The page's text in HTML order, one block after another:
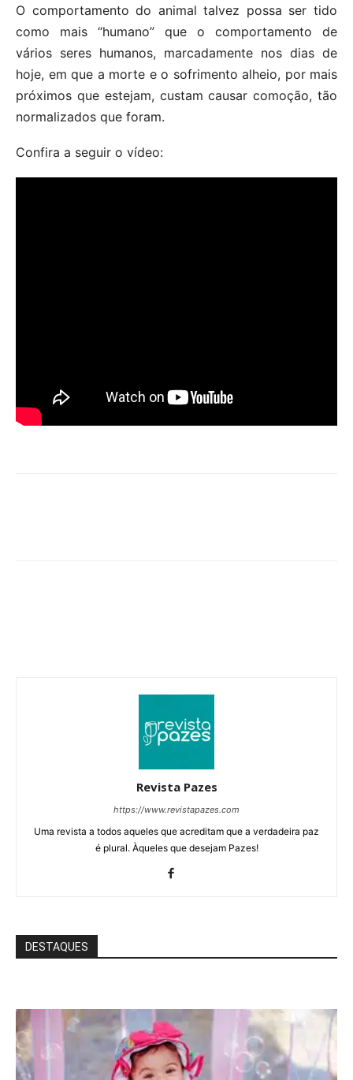
O comportamento do animal talvez possa ser tido
como mais “humano” que o comportamento de
vários seres humanos, marcadamente nos dias de
hoje, em que a morte e o sofrimento alheio, por mais
próximos que estejam, custam causar comoção, tão
normalizados que foram.
Confira a seguir o vídeo:
Revista Pazes
https://www.revistapazes.com
Uma revista a todos aqueles que acreditam que a verdadeira paz
é plural. Àqueles que desejam Pazes!
DESTAQUES